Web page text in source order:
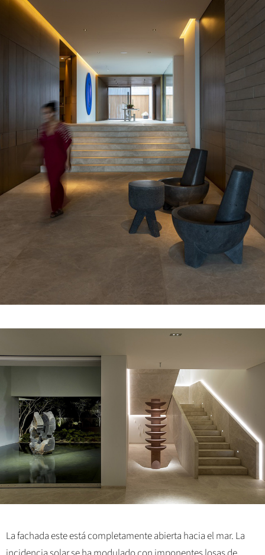
La fachada este está completamente abierta hacia el mar. La